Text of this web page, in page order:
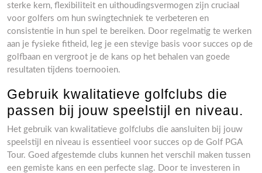
sterke kern, flexibiliteit en uithoudingsvermogen zijn cruciaal
voor golfers om hun swingtechniek te verbeteren en
consistentie in hun spel te bereiken. Door regelmatig te werken
aan je fysieke fitheid, leg je een stevige basis voor succes op de
golfbaan en vergroot je de kans op het behalen van goede
resultaten tijdens toernooien.
Gebruik kwalitatieve golfclubs die
passen bij jouw speelstijl en niveau.
Het gebruik van kwalitatieve golfclubs die aansluiten bij jouw
speelstijl en niveau is essentieel voor succes op de Golf PGA
Tour. Goed afgestemde clubs kunnen het verschil maken tussen
een gemiste kans en een perfecte slag. Door te investeren in